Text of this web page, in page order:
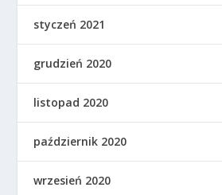
styczeń 2021
grudzień 2020
listopad 2020
październik 2020
wrzesień 2020